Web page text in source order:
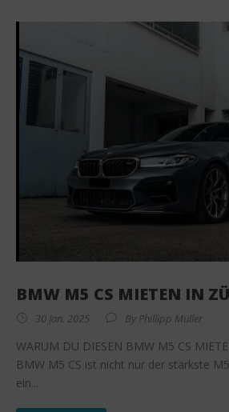
BMW M5 CS MIETEN IN
30 Jan. 2025 By Phillipp Müller
WARUM DU DIESEN BMW M5 CS
BMW M5 CS ist nicht nur der stärkste
ein...